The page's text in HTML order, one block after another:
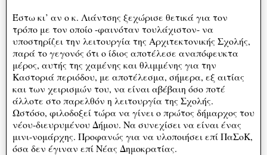
Έστω κι’ αν ο κ. Λιάντσης ξεχώρισε θετικά για τον
τρόπο με τον οποίο -φαινόταν τουλάχιστον- να
υποστηρίζει την λειτουργία της Αρχιτεκτονικής Σχολής,
παρά το γεγονός ότι ο ίδιος αποτέλεσε αναπόφευκτα
μέρος, αυτής της χαμένης και θλιμμένης για την
Καστοριά περιόδου, με αποτέλεσμα, σήμερα, εξ αιτίας
και των χειρισμών του, να είναι αβέβαιη όσο ποτέ
άλλοτε στο παρελθόν η λειτουργία της Σχολής.
Ωστόσο, φιλοδοξεί τώρα να γίνει ο πρώτος δήμαρχος του
νέου-διευρυμένου Δήμου. Να συνεχίσει να είναι ένας
μινι-νομάρχης. Προφανώς για να υλοποιήσει επί ΠαΣοΚ,
όσα δεν έγιναν επί Νέας Δημοκρατίας.